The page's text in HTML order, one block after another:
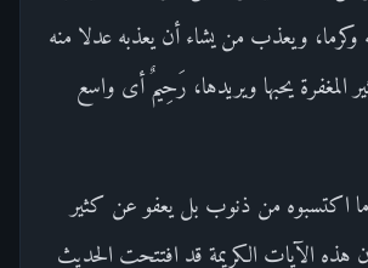
وكرما، ويعذب من يشاء أن يعذبه عدلا منه
المغفرة يحبها ويريدها، رَحِيمٌ أى واسع
اكتسبوه من ذنوب بل يعفو عن كثير
هذه الآيات الكريمة قد افتتحت الحديث